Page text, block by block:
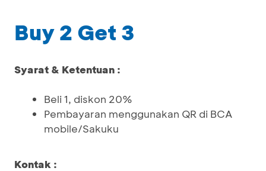
Buy 2 Get 3
Syarat & Ketentuan :
Beli 1, diskon 20%
Pembayaran menggunakan QR di BCA
mobile/Sakuku
Kontak :